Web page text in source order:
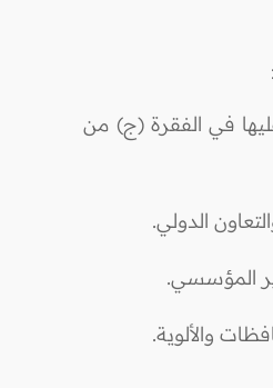
في الفقرة (ج) من